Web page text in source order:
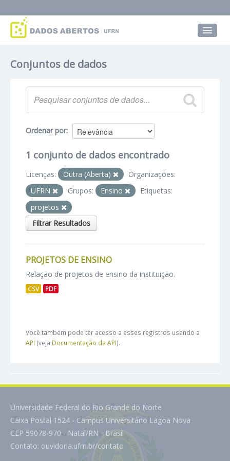
Grupos
Sobre
Conjuntos de dados
Ordenar por
1 conjunto de dados encontrado
Licenças: Outra (Aberta)
Organizações:
UFRN
Grupos: Ensino
Etiquetas:
projetos
Filtrar Resultados
PROJETOS DE ENSINO
Relação de projetos de ensino da instituição.
CSV PDF
Você também pode ter acesso a esses registros usando a
API (veja Documentação da API).
Universidade Federal do Rio Grande do Norte
Caixa Postal 1524 - Campus Universitário Lagoa Nova
CEP 59078-970 - Natal/RN - Brasil
Contato: ouvidoria.ufrn.br/contato